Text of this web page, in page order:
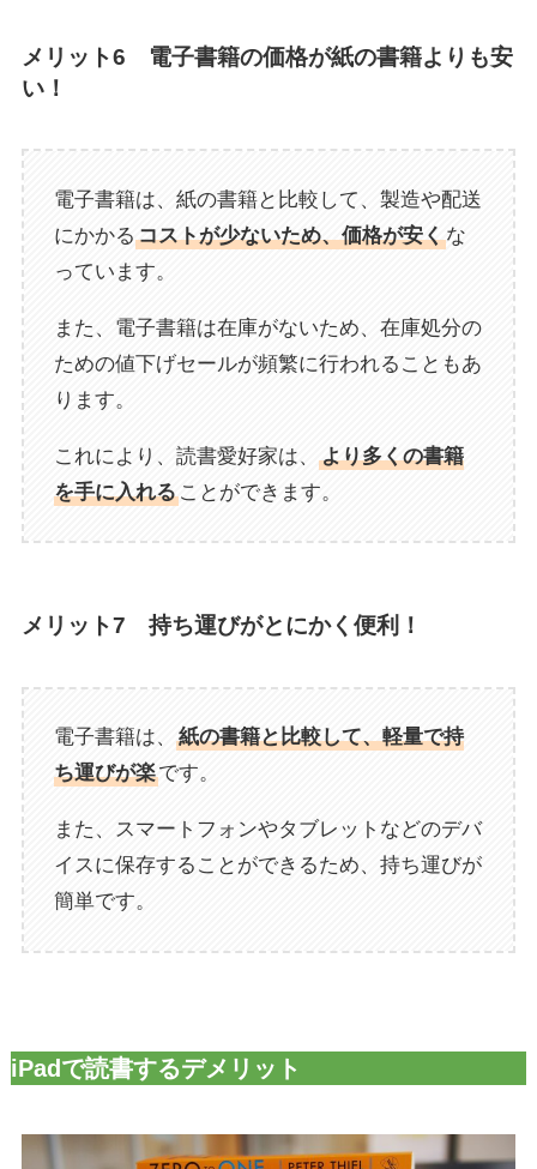
メリット6 電子書籍の価格が紙の書籍よりも安
い！
電子書籍は、紙の書籍と比較して、製造や配送
にかかるコストが少ないため、価格が安くな
っています。
また、電子書籍は在庫がないため、在庫処分の
ための値下げセールが頻繁に行われることもあ
ります。
これにより、読書愛好家は、より多くの書籍
を手に入れることができます。
メリット7 持ち運びがとにかく便利！
電子書籍は、紙の書籍と比較して、軽量で持
ち運びが楽です。
また、スマートフォンやタブレットなどのデバ
イスに保存することができるため、持ち運びが
簡単です。
iPadで読書するデメリット